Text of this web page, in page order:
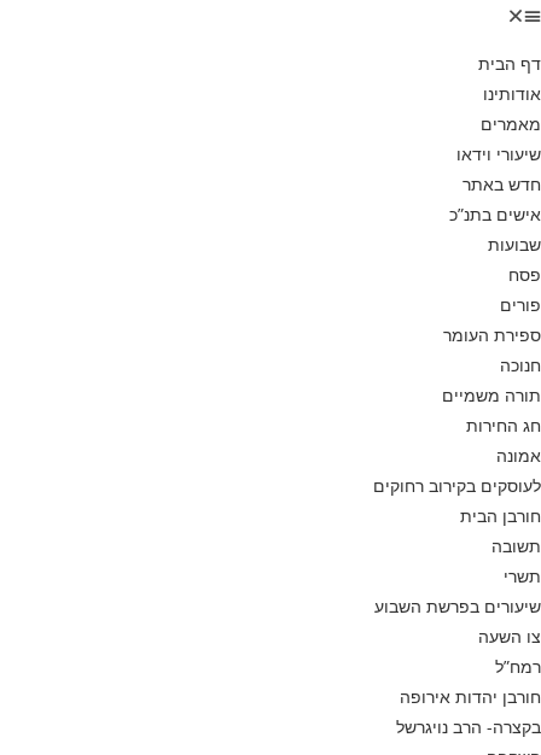
דף הבית
אודותינו
מאמרים
שיעורי וידאו
חדש באתר
אישים בתנ”כ
שבועות
פסח
פורים
ספירת העומר
חנוכה
תורה משמיים
חג החירות
אמונה
לעוסקים בקירוב רחוקים
חורבן הבית
תשובה
תשרי
שיעורים בפרשת השבוע
צו השעה
רמח”ל
חורבן יהדות אירופה
בקצרה- הרב נויגרשל